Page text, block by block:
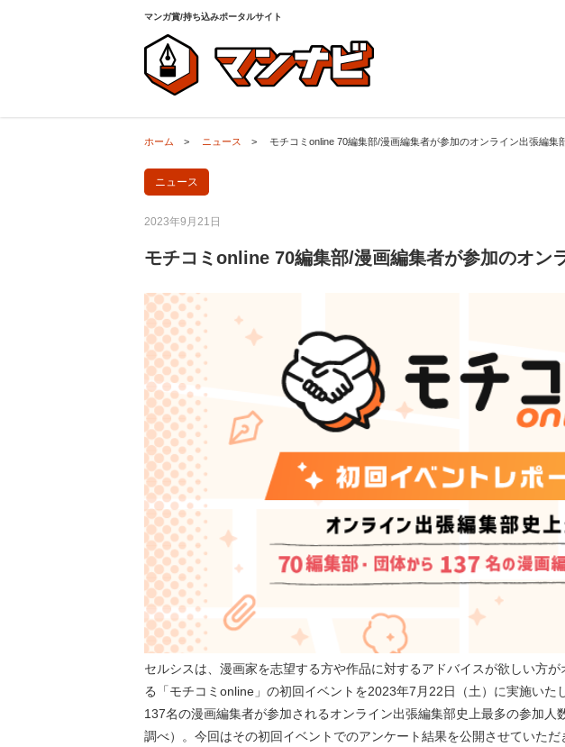
マンガ賞/持ち込みポータルサイト
ホーム > ニュース > モチコミonline 70編集部/漫画編集者が参加のオンライン出張編集
ニュース
2023年9月21日
モチコミonline 70編集部/漫画編集者が参加のオン
セルシスは、漫画家を志望する方や作品に対するアドバイスが欲しい方
る「モチコミonline」の初回イベントを2023年7月22日（土）に実施いた
137名の漫画編集者が参加されるオンライン出張編集部史上最多の参加人
調べ）。今回はその初回イベントでのアンケート結果を公開させていただ